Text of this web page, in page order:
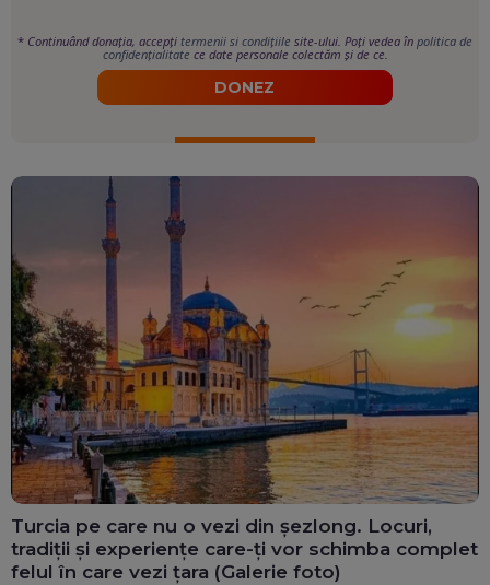
* Continuând donația, accepți termenii si condițiile site-ului. Poți vedea în politica de
confidențialitate ce date personale colectăm și de ce.
DONEZ
Turcia pe care nu o vezi din șezlong. Locuri,
tradiții și experiențe care-ți vor schimba complet
felul în care vezi țara (Galerie foto)